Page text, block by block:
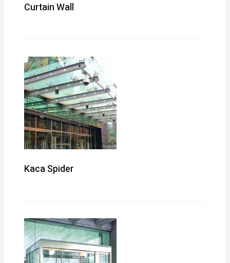
Curtain Wall
Kaca Spider